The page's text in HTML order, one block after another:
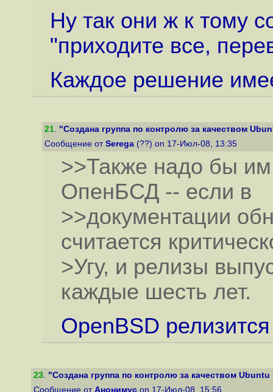
Ну так они ж к тому
"приходите все,
Каждое решение
21. "Создана группа по контролю за качеством
Сообщение от Serega (??) on 17-Июл-08, 13:35
>>Также надо бы им
ОпенБСД -- если в
>>документации
считается
>Угу, и релизы
каждые шесть лет.
OpenBSD
23. "Создана группа по контролю за качеством
Сообщение от Анонимус on 17-Июл-08, 15:56